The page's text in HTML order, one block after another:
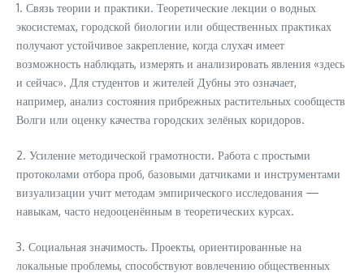
1. Связь теории и практики. Теоретические лекции о водных
экосистемах, городской биологии или общественных практиках
получают устойчивое закрепление, когда слухач имеет
возможность наблюдать, измерять и анализировать явления «здесь
и сейчас». Для студентов и жителей Дубны это означает,
например, анализ состояния прибрежных растительных сообществ
Волги или оценку качества городских зелёных коридоров.
2. Усиление методической грамотности. Работа с простыми
протоколами отбора проб, базовыми датчиками и инструментами
визуализации учит методам эмпирического исследования —
навыкам, часто недооценённым в теоретических курсах.
3. Социальная значимость. Проекты, ориентированные на
локальные проблемы, способствуют вовлечению общественных